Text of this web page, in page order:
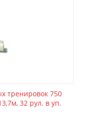
тренировок 750
32 рул. в уп.